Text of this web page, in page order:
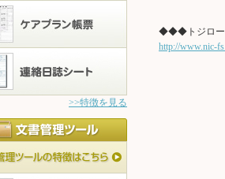
◆◆◆トジロー
http://www.nic-
>>特徴を見る